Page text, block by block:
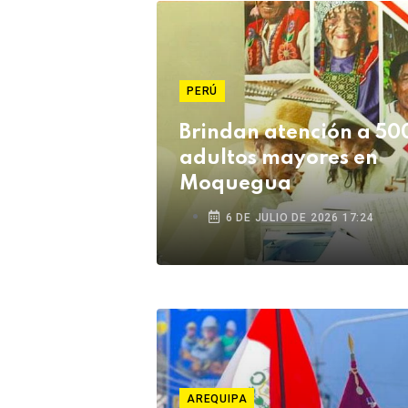
PERÚ
Brindan atención a
adultos mayores en
Moquegua
6 DE JULIO DE 2026 17:24
AREQUIPA